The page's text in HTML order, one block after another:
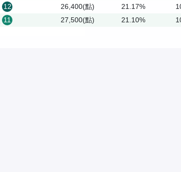
12 26,400(點) 21.17%
11 27,500(點) 21.10%